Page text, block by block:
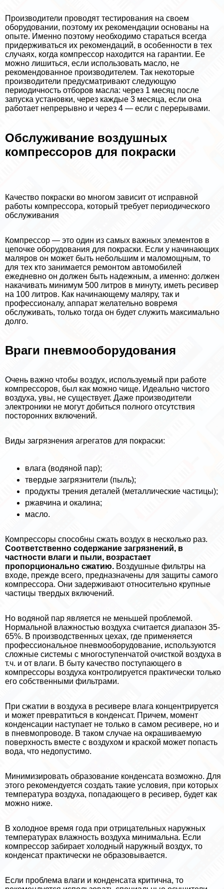
Производители проводят тестирования на своем
оборудовании, поэтому их рекомендации основаны на
опыте. Именно поэтому необходимо стараться всегда
придерживаться их рекомендаций, в особенности в тех
случаях, когда компрессор находится на гарантии. Ее
можно лишиться, если использовать масло, не
рекомендованное производителем. Так некоторые
производители предусматривают следующую
периодичность отборов масла: через 1 месяц после
запуска установки, через каждые 3 месяца, если она
работает непрерывно и через 4 — если с перерывами.
Обслуживание воздушных
компрессоров для покраски
Качество покраски во многом зависит от исправной
работы компрессора, который требует периодического
обслуживания
Компрессор — это один из самых важных элементов в
цепочке оборудования для покраски. Если у начинающих
маляров он может быть небольшим и маломощным, то
для тех кто занимается ремонтом автомобилей
ежедневно он должен быть надежным, а именно: должен
накачивать минимум 500 литров в минуту, иметь ресивер
на 100 литров. Как начинающему маляру, так и
профессионалу, аппарат желательно вовремя
обслуживать, только тогда он будет служить максимально
долго.
Враги пневмооборудования
Очень важно чтобы воздух, используемый при работе
компрессоров, был как можно чище. Идеально чистого
воздуха, увы, не существует. Даже производители
электроники не могут добиться полного отсутствия
посторонних включений.
Виды загрязнения агрегатов для покраски:
влага (водяной пар);
твердые загрязнители (пыль);
продукты трения деталей (металлические частицы);
ржавчина и окалина;
масло.
Компрессоры способны сжать воздух в несколько раз.
Соответственно содержание загрязнений, в
частности влаги и пыли, возрастает
пропорционально сжатию. Воздушные фильтры на
входе, прежде всего, предназначены для защиты самого
компрессора. Они задерживают относительно крупные
частицы твердых включений.
Но водяной пар является не меньшей проблемой.
Нормальной влажностью воздуха считается диапазон 35-
65%. В производственных цехах, где применяется
профессиональное пневмооборудование, используются
сложные системы с многоступенчатой очисткой воздуха в
т.ч. и от влаги. В быту качество поступающего в
компрессоры воздуха контролируется пpaктически только
его собственными фильтрами.
При сжатии в воздуха в ресивере влага концентрируется
и может превратиться в конденсат. Причем, момент
конденсации наступает не только в самом ресивере, но и
в пневмопроводе. В таком случае на окрашиваемую
поверхность вместе с воздухом и краской может попасть
вода, что недопустимо.
Минимизировать образование конденсата возможно. Для
этого рекомендуется создать такие условия, при которых
температура воздуха, попадающего в ресивер, будет как
можно ниже.
В холодное время года при отрицательных наружных
температурах влажность воздуха минимальна. Если
компрессор забирает холодный наружный воздух, то
конденсат пpaктически не образовывается.
Если проблема влаги и конденсата критична, то